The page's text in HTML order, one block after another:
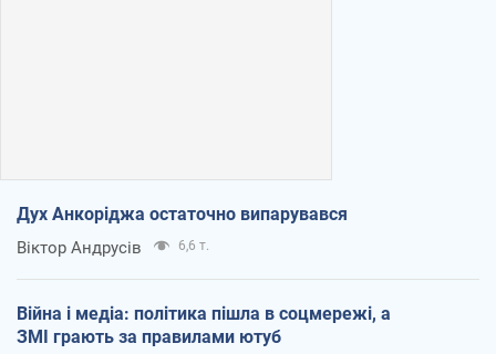
Дух Анкоріджа остаточно випарувався
Віктор Андрусів 6,6 т.
Війна і медіа: політика пішла в соцмережі, а
ЗМІ грають за правилами ютуб